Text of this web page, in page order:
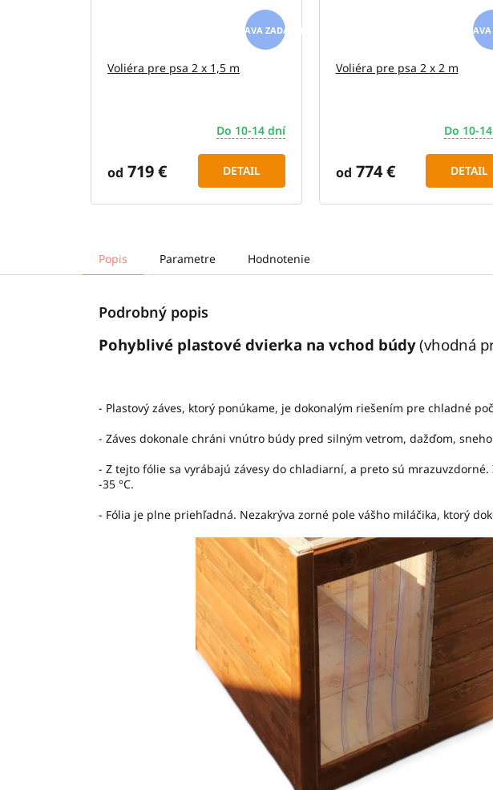
ZADARMO
Voliéra pre psa 2 x 1,5 m
Do 10-14 dní
od 719 € DETAIL
Voliéra pre psa 2 x 2 m
Do 10-
od 774 € DETAIL
Popis Parametre Hodnotenie
Podrobný popis
Pohyblivé plastové dvierka na vchod búdy(vhodná
- Plastový záves, ktorý ponúkame, je dokonalým riešením pre chladné
- Záves dokonale chráni vnútro búdy pred silným vetrom, dažďom,
- Z tejto fólie sa vyrábajú závesy do chladiarní, a preto sú
-35 °C.
- Fólia je plne priehľadná. Nezakrýva zorné pole vášho miláčika, ktorý